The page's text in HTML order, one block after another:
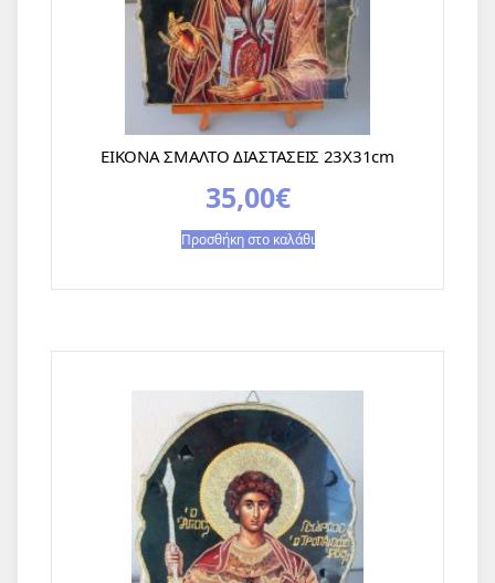
ΕΙΚΟΝΑ ΣΜΑΛΤΟ ΔΙΑΣΤΑΣΕΙΣ 23Χ31cm
35,00€
Προσθήκη στο καλάθι